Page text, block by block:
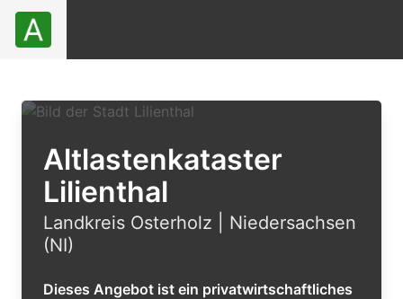
Altlastenkataster
Lilienthal
Landkreis Osterholz | Niedersachsen
(NI)
Dieses Angebot ist ein privatwirtschaftliches